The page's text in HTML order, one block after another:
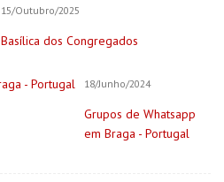
15/Outubro/2025
Basílica dos Congregados
18/Junho/2024
Grupos de Whatsapp
em Braga - Portugal